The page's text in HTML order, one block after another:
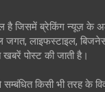
है जिसमें ब्रेकिंग न्यूज़ के
जगत, लाइफस्टाइल,
पोस्ट की जाती है।
किसी भी तरह के